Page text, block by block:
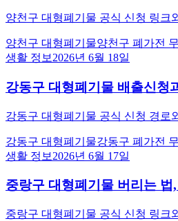
양천구 대형폐기물 공식 신청 링크
양천구 대형폐기물양천구 폐가전
생활 정보 2026년 6월 18일
강동구 대형폐기물 배출신청
강동구 대형폐기물 공식 신청 경로
강동구 대형폐기물강동구 폐가전
생활 정보 2026년 6월 17일
중랑구 대형폐기물 버리는 법
중랑구 대형폐기물 공식 신청 링크